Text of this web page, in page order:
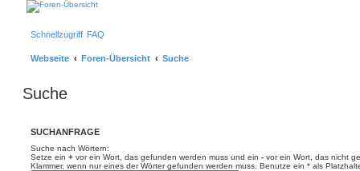
Schnellzugriff FAQ
Webseite Foren-Übersicht Suche
Suche
SUCHANFRAGE
Suche nach Wörtern:
Setze ein + vor ein Wort, das gefunden werden muss und ein - vor ein Wort, das nicht
Klammer, wenn nur eines der Wörter gefunden werden muss. Benutze ein * als